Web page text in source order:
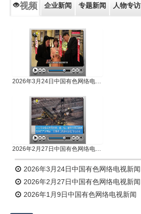
视频 企业新闻 专题新闻 人物专访
2026年3月24日中国有色网络电视新闻
2026年2月27日中国有色网络电视新闻
2026年3月24日中国有色网络电视新闻
2026年2月27日中国有色网络电视新闻
2026年1月9日中国有色网络电视新闻